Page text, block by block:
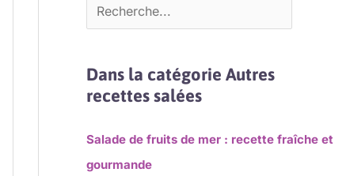
Dans la catégorie Autres
recettes salées
Salade de fruits de mer : recette fraîche et
gourmande